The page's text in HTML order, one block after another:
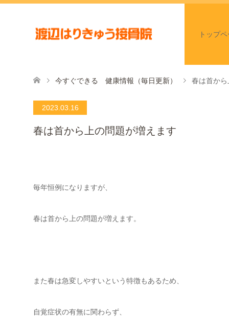
トップ
今すぐできる 健康情報（毎日更新） 春は首か
2023.03.16
春は首から上の問題が増えます
毎年恒例になりますが、
春は首から上の問題が増えます。
また春は急変しやすいという特徴もあるため、
自覚症状の有無に関わらず、